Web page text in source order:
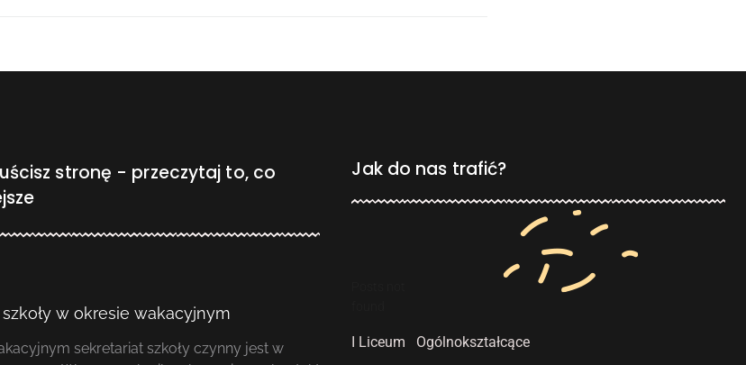
stronę - przeczytaj to, co
w okresie wakacyjnym
sekretariat szkoły czynny jest w
Jak do nas trafić?
I Liceum Ogólnokształcące